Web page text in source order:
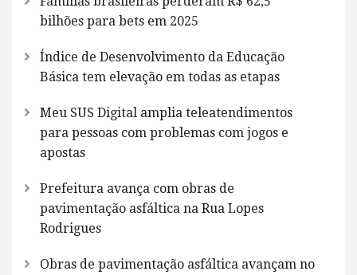
bilhões para bets em 2025
Índice de Desenvolvimento da Educação
Básica tem elevação em todas as etapas
Meu SUS Digital amplia teleatendimentos
para pessoas com problemas com jogos e
apostas
Prefeitura avança com obras de
pavimentação asfáltica na Rua Lopes
Rodrigues
Obras de pavimentação asfáltica avançam no